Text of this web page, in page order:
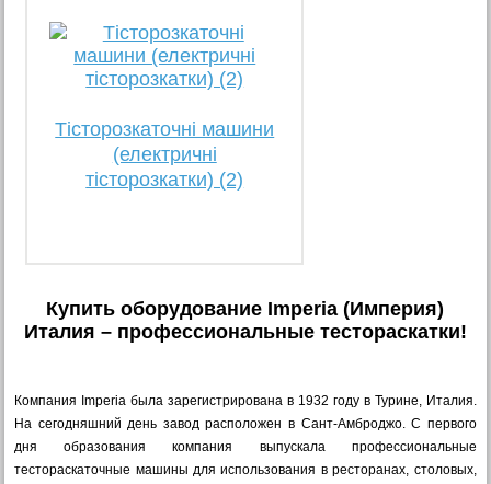
Тісторозкаточні машини
(електричні
тісторозкатки) (2)
Купить оборудование Imperia (Империя)
Италия – профессиональные тестораскатки!
Компания Imperia была зарегистрирована в 1932 году в Турине, Италия.
На сегодняшний день завод расположен в Сант-Амброджо. С первого
дня образования компания выпускала профессиональные
тестораскаточные машины для использования в ресторанах, столовых,